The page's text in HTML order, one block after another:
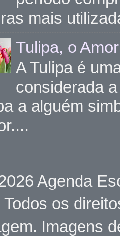
mais
Tulipa, o
A Tulipa é
considerada
a alguém
Agenda
Todos os
Imagens